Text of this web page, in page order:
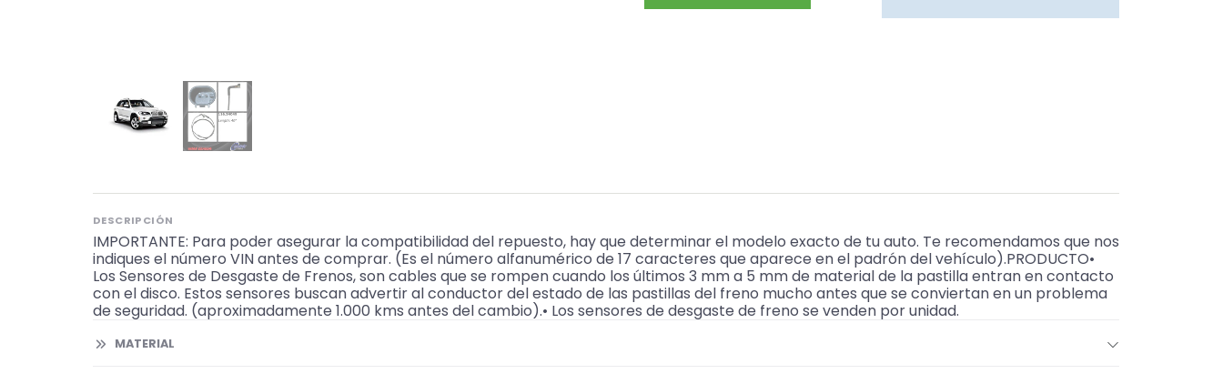
DESCRIPCIÓN
IMPORTANTE: Para poder asegurar la compatibilidad del repuesto, hay que determinar el modelo exacto de tu auto. Te recomendamos que nos
indiques el número VIN antes de comprar. (Es el número alfanumérico de 17 caracteres que aparece en el padrón del vehículo).PRODUCTO•
Los Sensores de Desgaste de Frenos, son cables que se rompen cuando los últimos 3 mm a 5 mm de material de la pastilla entran en contacto
con el disco. Estos sensores buscan advertir al conductor del estado de las pastillas del freno mucho antes que se conviertan en un problema
de seguridad. (aproximadamente 1.000 kms antes del cambio).• Los sensores de desgaste de freno se venden por unidad.
MATERIAL